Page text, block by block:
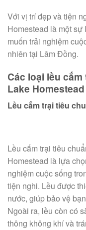
Với vị trí đẹp và tiện
Homestead là một
muốn trải nghiệm
nhiên tại Lâm Đồng.
Các loại lều
Lake
Lều cắm trại tiêu
Lều cắm trại tiêu
Homestead là lựa
nghiệm cuộc sống
tiện nghi. Lều được
nước, giúp bảo vệ
Ngoài ra, lều còn có
thông không khí và